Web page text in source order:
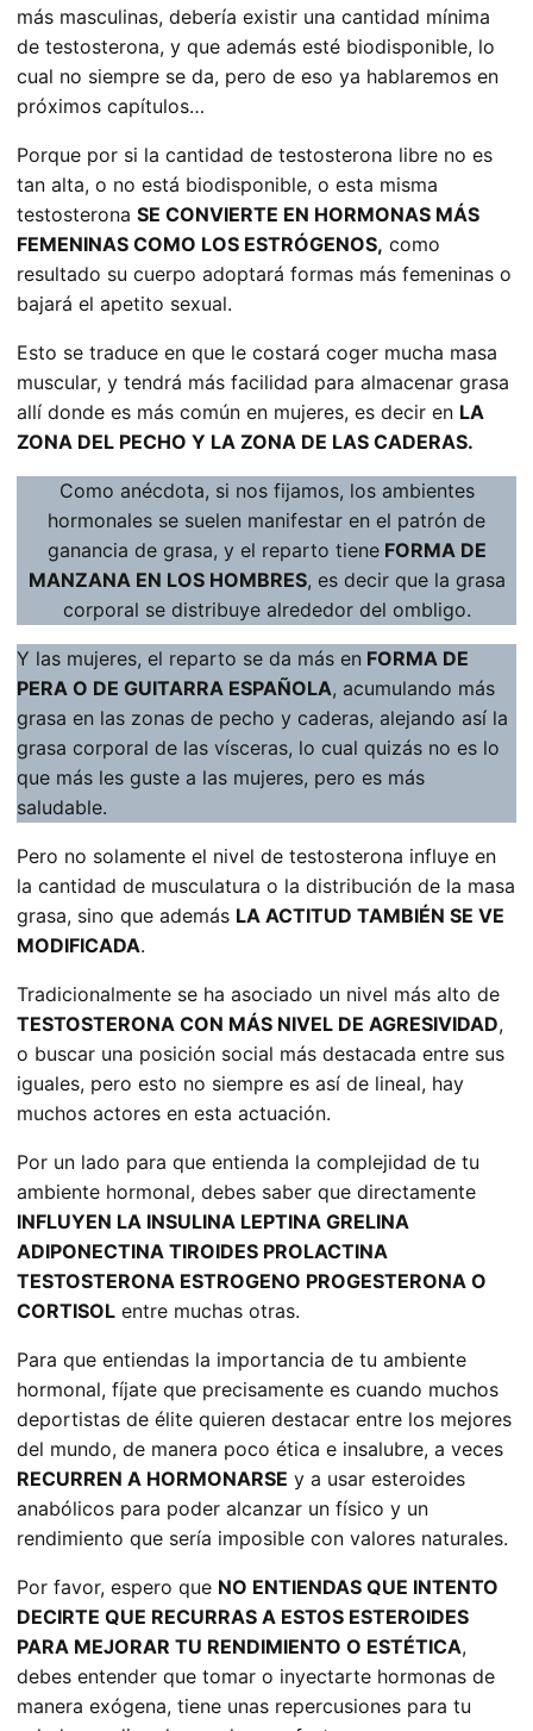
más masculinas, debería existir una cantidad mínima
de testosterona, y que además esté biodisponible, lo
cual no siempre se da, pero de eso ya hablaremos en
próximos capítulos…
Porque por si la cantidad de testosterona libre no es
tan alta, o no está biodisponible, o esta misma
testosterona SE CONVIERTE EN HORMONAS MÁS
FEMENINAS COMO LOS ESTRÓGENOS, como
resultado su cuerpo adoptará formas más femeninas o
bajará el apetito sexual.
Esto se traduce en que le costará coger mucha masa
muscular, y tendrá más facilidad para almacenar grasa
allí donde es más común en mujeres, es decir en LA
ZONA DEL PECHO Y LA ZONA DE LAS CADERAS.
Como anécdota, si nos fijamos, los ambientes
hormonales se suelen manifestar en el patrón de
ganancia de grasa, y el reparto tieneFORMA DE
MANZANA EN LOS HOMBRES, es decir que la grasa
corporal se distribuye alrededor del ombligo.
Y las mujeres, el reparto se da más en FORMA DE
PERA O DE GUITARRA ESPAÑOLA, acumulando más
grasa en las zonas de pecho y caderas, alejando así la
grasa corporal de las vísceras, lo cual quizás no es lo
que más les guste a las mujeres, pero es más
saludable.
Pero no solamente el nivel de testosterona influye en
la cantidad de musculatura o la distribución de la masa
grasa, sino que además LA ACTITUD TAMBIÉN SE VE
MODIFICADA.
Tradicionalmente se ha asociado un nivel más alto de
TESTOSTERONA CON MÁS NIVEL DE AGRESIVIDAD,
o buscar una posición social más destacada entre sus
iguales, pero esto no siempre es así de lineal, hay
muchos actores en esta actuación.
Por un lado para que entienda la complejidad de tu
ambiente hormonal, debes saber que directamente
INFLUYEN LA INSULINA LEPTINA GRELINA
ADIPONECTINA TIROIDES PROLACTINA
TESTOSTERONA ESTROGENO PROGESTERONA O
CORTISOL entre muchas otras.
Para que entiendas la importancia de tu ambiente
hormonal, fíjate que precisamente es cuando muchos
deportistas de élite quieren destacar entre los mejores
del mundo, de manera poco ética e insalubre, a veces
RECURREN A HORMONARSE y a usar esteroides
anabólicos para poder alcanzar un físico y un
rendimiento que sería imposible con valores naturales.
Por favor, espero que NO ENTIENDAS QUE INTENTO
DECIRTE QUE RECURRAS A ESTOS ESTEROIDES
PARA MEJORAR TU RENDIMIENTO O ESTÉTICA,
debes entender que tomar o inyectarte hormonas de
manera exógena, tiene unas repercusiones para tu